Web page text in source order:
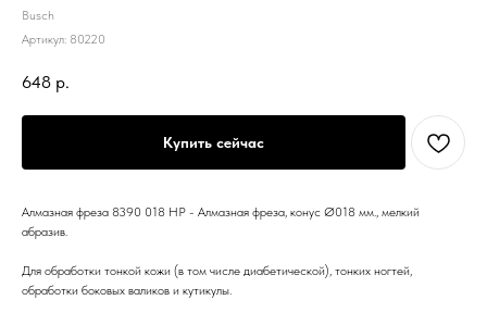
Busch
Артикул: 80220
648 р.
Купить сейчас
Алмазная фреза 8390 018 HP - Алмазная фреза, конус Ø018 мм., мелкий
абразив.
Для обработки тонкой кожи (в том числе диабетической), тонких ногтей,
обработки боковых валиков и кутикулы.